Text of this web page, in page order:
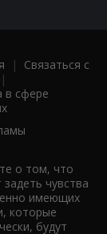
| Связаться с
|
в сфере
о том, что
чувства
имеющих
которые
будут